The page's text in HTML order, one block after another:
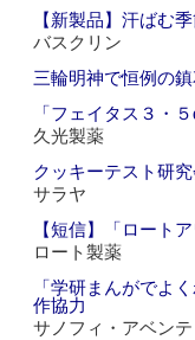
【新製品】汗ばむ
バスクリン
三輪明神で恒例の
「フェイタス３・
久光製薬
クッキーテスト研
サラヤ
【短信】「ロート
ロート製薬
「学研まんがでよ
作協力
サノフィ・アベンテ